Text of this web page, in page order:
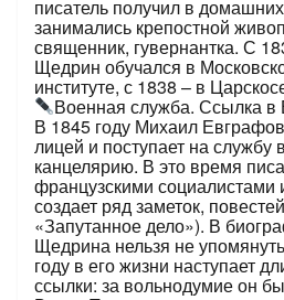
писатель получил в
занимались крепостной
священник, гувернантка. С
Щедрин обучался в
институте, с 1838 – в
Военная служба. Ссылка в
В 1845 году Михаил
лицей и поступает на службу
канцелярию. В это время
французскими
создает ряд заметок,
«Запутанное дело»). В
Щедрина нельзя не
году в его жизни наступает
ссылки: за вольнодумие он